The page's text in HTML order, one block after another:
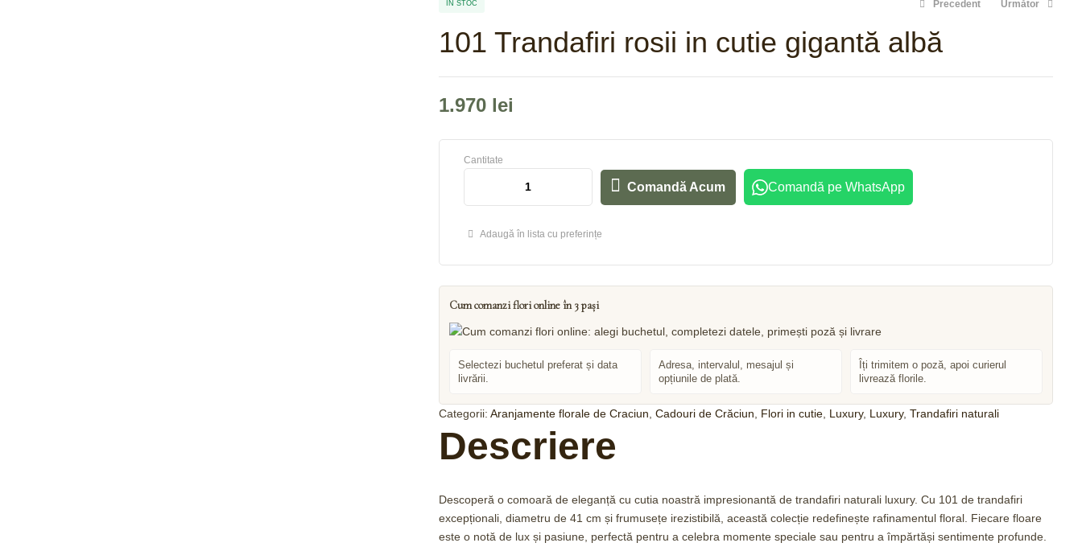
ÎN STOC Precedent Următor
101 Trandafiri rosii in cutie gigantă albă
1.970 lei
Cantitate
Comandă Acum Comandă pe WhatsApp
Adaugă în lista cu preferințe
Cum comanzi flori online în 3 pași
Selectezi buchetul preferat și data
livrării.
Adresa, intervalul, mesajul și
opțiunile de plată.
Îți trimitem o poză, apoi curierul
livrează florile.
Categorii: Aranjamente florale de Craciun Cadouri de Crăciun Flori in cutie, Luxury, Luxury, Trandafiri naturali
Descriere
Descoperă o comoară de eleganță cu cutia noastră impresionantă de trandafiri naturali luxury. Cu 101 de trandafiri
excepționali, diametru de 41 cm și frumusețe irezistibilă, această colecție redefinește rafinamentul floral. Fiecare floare
este o notă de lux și pasiune, perfectă pentru a celebra momente speciale sau pentru a împărtăși sentimente profunde.